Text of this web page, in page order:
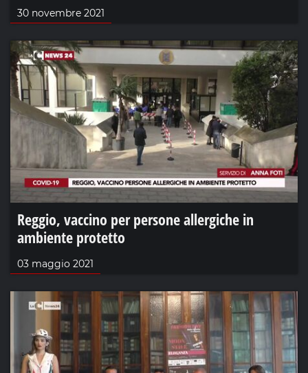
30 novembre 2021
Reggio, vaccino per persone allergiche in
ambiente protetto
03 maggio 2021